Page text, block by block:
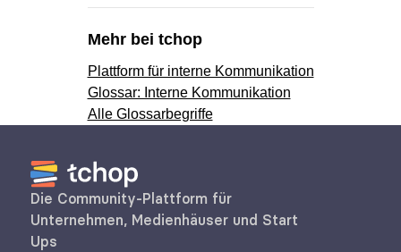
Mehr bei tchop
Plattform für interne Kommunikation
Glossar: Interne Kommunikation
Alle Glossarbegriffe
Die Community-Plattform für
Unternehmen, Medienhäuser und Start
Ups